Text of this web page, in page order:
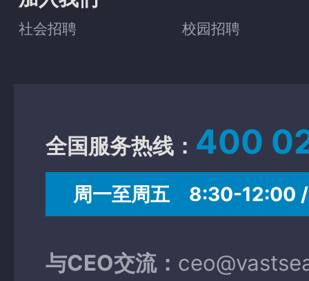
社会招聘 校园招聘
全国服务热线： 400
周一至周五 8:30-12:00
与CEO交流：